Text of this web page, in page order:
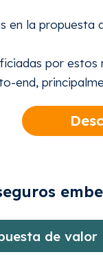
la propuesta
por
end,
de valor